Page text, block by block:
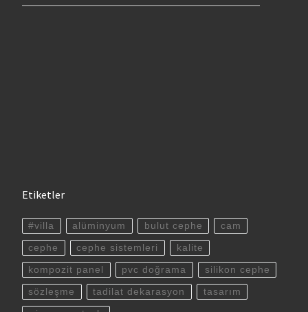
Etiketler
#villa alüminyum bulut cephe cam
cephe cephe sistemleri kalite
kompozit panel pvc doğrama silikon cephe
sözleşme tadilat dekarasyon tasarım